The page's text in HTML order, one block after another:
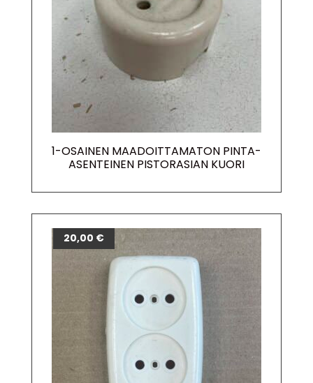
1-OSAINEN MAADOITTAMATON PINTA-
ASENTEINEN PISTORASIAN KUORI
20,00 €